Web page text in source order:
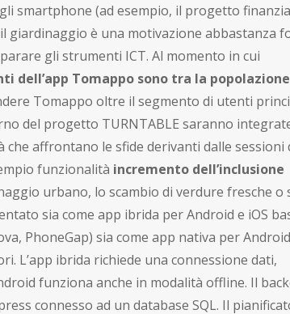
smartphone (ad esempio, il progetto
giardinaggio è una motivazione abbastanza
gli strumenti ICT. Al momento in cui
dell’app Tomappo sono tra la popolazione
Tomappo oltre il segmento di utenti
del progetto TURNTABLE saranno
affrontano le sfide derivanti dalle sessioni
funzionalità incremento dell’inclusione
urbano, lo scambio di verdure fresche o
sia come app ibrida per Android e iOS
PhoneGap) sia come app nativa per
L’app ibrida richiede una connessione dati,
funziona anche in modalità offline. Il
connesso ad un database SQL. Il